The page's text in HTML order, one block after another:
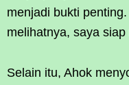
menjadi bukti
melihatnya, saya
Selain itu, Ahok